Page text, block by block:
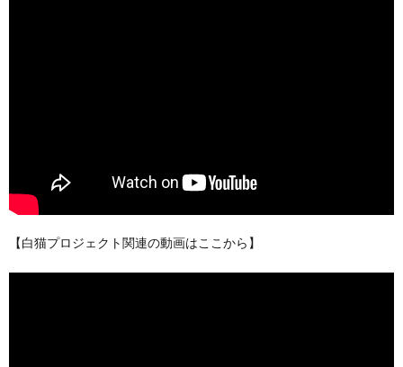
【白猫プロジェクト関連の動画はここから】